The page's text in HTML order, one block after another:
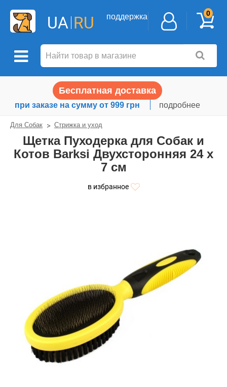
UA RU поддержка 0
Бесплатная доставка
при заказе на сумму от 999 грн подробнее
Для Собак Стрижка и уход
Щетка Пуходерка для Собак и
Котов Barksi Двухсторонняя 24 х
7 см
в избранное